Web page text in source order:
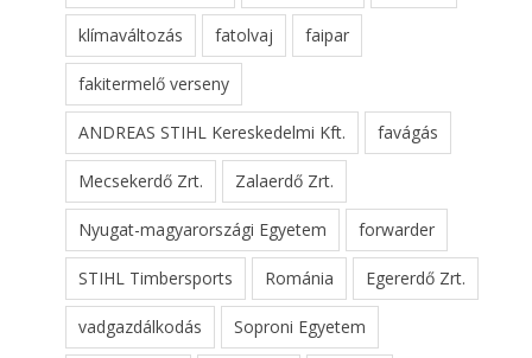
klímaváltozás fatolvaj faipar
fakitermelő verseny
ANDREAS STIHL Kereskedelmi Kft. favágás
Mecsekerdő Zrt. Zalaerdő Zrt.
Nyugat-magyarországi Egyetem forwarder
STIHL Timbersports Románia Egererdő Zrt.
vadgazdálkodás Soproni Egyetem